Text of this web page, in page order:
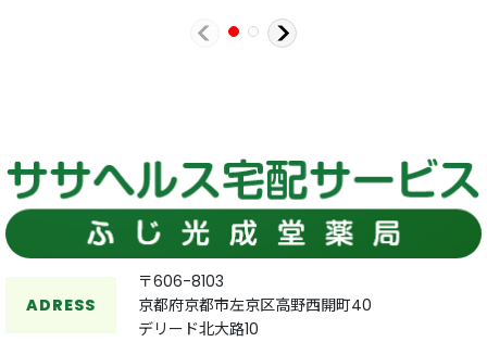
ADRESS
〒606-8103
京都府京都市左京区高野西開町40
デリード北大路10